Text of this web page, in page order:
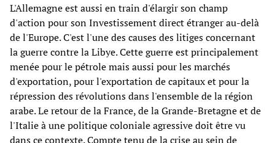
L'Allemagne est aussi en train d'élargir son champ
d'action pour son Investissement direct étranger au-delà
de l'Europe. C'est l'une des causes des litiges concernant
la guerre contre la Libye. Cette guerre est principalement
menée pour le pétrole mais aussi pour les marchés
d'exportation, pour l'exportation de capitaux et pour la
répression des révolutions dans l'ensemble de la région
arabe. Le retour de la France, de la Grande-Bretagne et de
l'Italie à une politique coloniale agressive doit être vu
dans ce contexte. Compte tenu de la crise au sein de